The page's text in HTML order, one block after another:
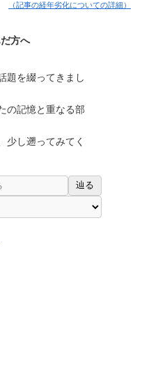
（記事の経年劣化についての詳細）
方へ
題を綴ってきまし
の記憶と重なる部
少し遡ってみてく
辿る